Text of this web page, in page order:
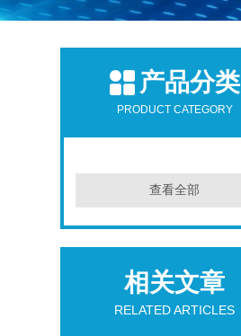
产品分类
PRODUCT CATEGORY
查看全部
相关文章
RELATED ARTICLES